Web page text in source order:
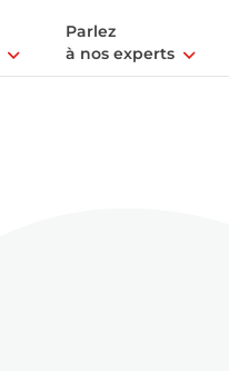
Parlez
à nos experts